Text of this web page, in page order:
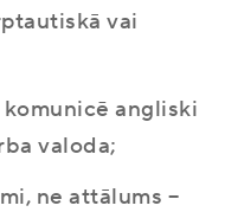
vai
angliski
valoda;
ne attālums –